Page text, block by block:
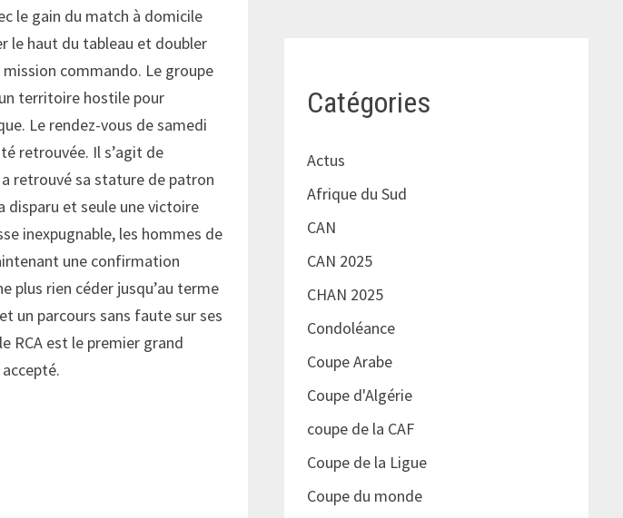
le gain du match à domicile
le haut du tableau et doubler
commando. Le groupe
territoire hostile pour
Le rendez-vous de samedi
retrouvée. Il s’agit de
retrouvé sa stature de patron
disparu et seule une victoire
inexpugnable, les hommes de
une confirmation
plus rien céder jusqu’au terme
un parcours sans faute sur ses
RCA est le premier grand
Catégories
Actus
Afrique du Sud
CAN
CAN 2025
CHAN 2025
Condoléance
Coupe Arabe
Coupe d'Algérie
coupe de la CAF
Coupe de la Ligue
Coupe du monde